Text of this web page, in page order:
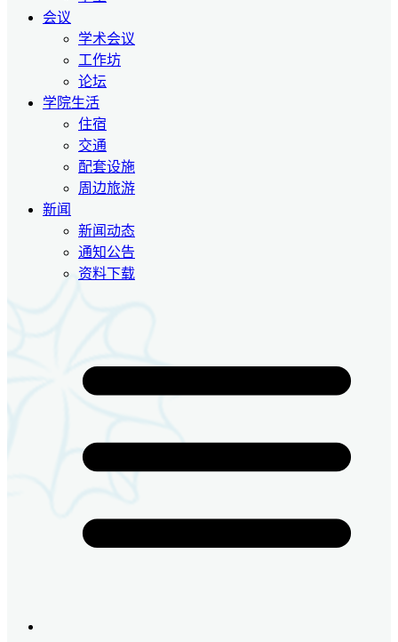
会议
学术会议
工作坊
论坛
学院生活
住宿
交通
配套设施
周边旅游
新闻
新闻动态
通知公告
资料下载